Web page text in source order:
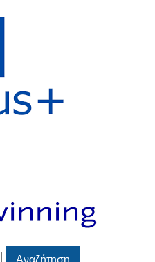
Αναζήτηση